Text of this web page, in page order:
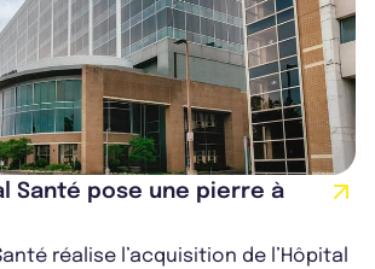
Santé pose une pierre à
réalise l’acquisition de l’Hôpital